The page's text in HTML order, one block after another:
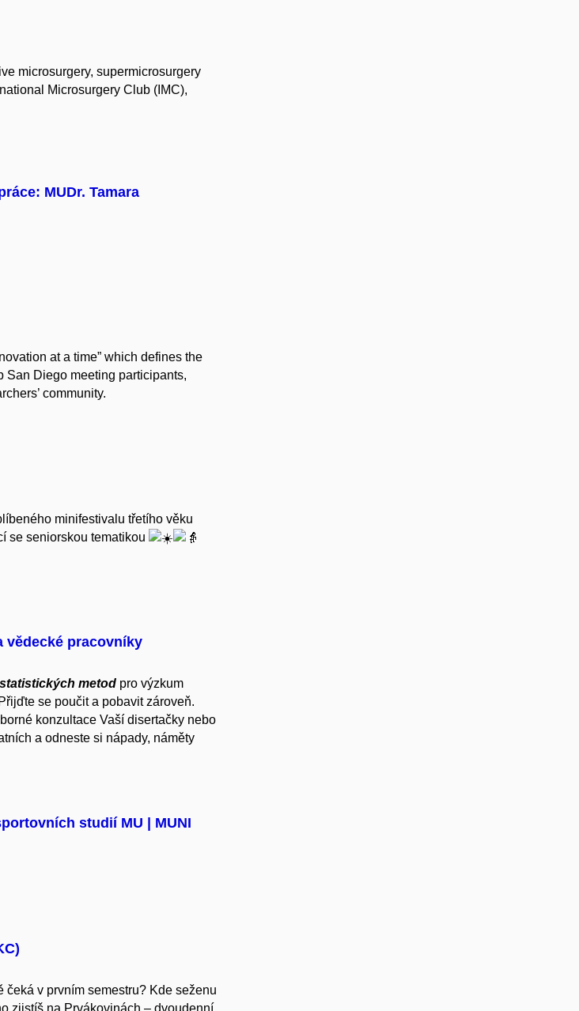
microsurgery, supermicrosurgery
Microsurgery Club (IMC),
MUDr. Tamara
at a time” which defines the
San Diego meeting participants,
community.
minifestivalu třetího věku
se seniorskou tematikou
vědecké pracovníky
metod pro výzkum
se poučit a pobavit zároveň.
konzultace Vaší disertačky nebo
a odneste si nápady, náměty
studií MU | MUNI
čeká v prvním semestru? Kde seženu
zjistíš na Prvákovinách – dvoudenní